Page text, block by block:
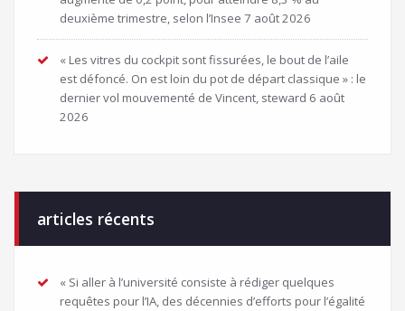
deuxième trimestre, selon l’Insee 7 août 2026
« Les vitres du cockpit sont fissurées, le bout de l’aile
est défoncé. On est loin du pot de départ classique » : le
dernier vol mouvementé de Vincent, steward 6 août
2026
articles récents
« Si aller à l’université consiste à rédiger quelques
requêtes pour l’IA, des décennies d’efforts pour l’égalité